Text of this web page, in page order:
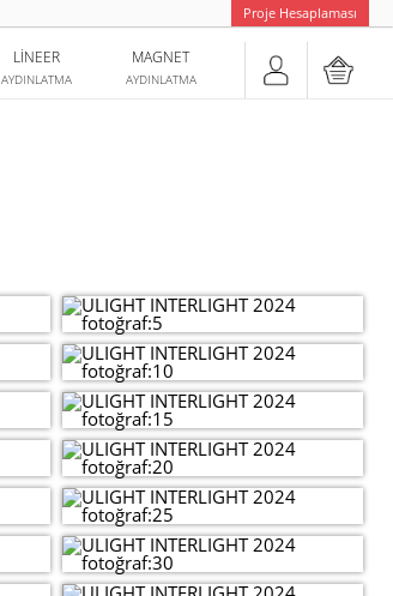
Proje Hesaplaması
MAGNET
AYDINLATMA
LINEER
AYDINLATMA